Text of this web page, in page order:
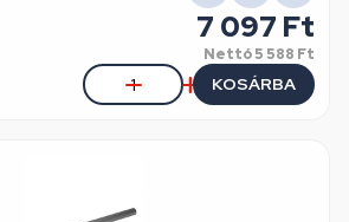
7 097 Ft
Nettó5 588 Ft
KOSÁRBA